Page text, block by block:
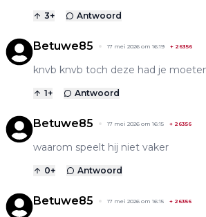
3+ Antwoord
Betuwe85 17 mei 2026 om 16:19 + 26356
knvb knvb toch deze had je
1+ Antwoord
Betuwe85 17 mei 2026 om 16:15 + 26356
waarom speelt hij niet vaker
0+ Antwoord
Betuwe85 17 mei 2026 om 16:15 + 26356